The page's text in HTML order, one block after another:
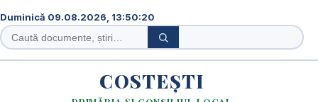
Duminică 09.08.2026, 13:50:20
Caută
în
Caută
COSTEȘTI